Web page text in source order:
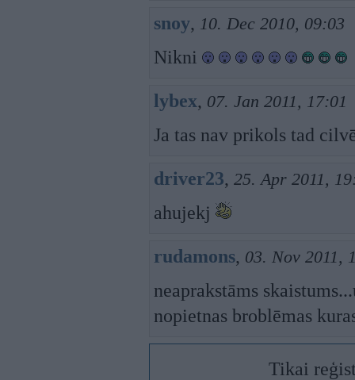
snoy, 10. Dec 2010, 09:03
Nikni
lybex, 07. Jan 2011, 17:01
Ja tas nav prikols tad
driver23, 25. Apr 2011,
ahujekj
rudamons, 03. Nov 2011,
neaprakstāms
nopietnas broblēmas
Tikai